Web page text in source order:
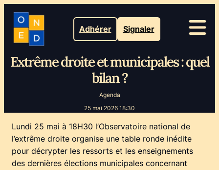
Adhérer Signaler
Extrême droite et municipales : quel
bilan ?
Agenda
25 mai 2026 18:30
Lundi 25 mai à 18H30 l’Observatoire national de
l’extrême droite organise une table ronde inédite
pour décrypter les ressorts et les enseignements
des dernières élections municipales concernant